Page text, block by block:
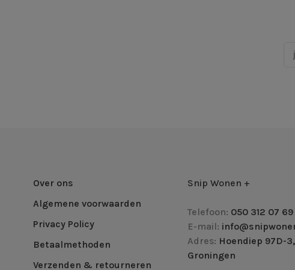
Over ons
Algemene voorwaarden
Privacy Policy
Betaalmethoden
Verzenden & retourneren
Snip Wonen +
Telefoon: 050 312 07 69
E-mail:
Adres: Hoendiep 97D-3,
Groningen